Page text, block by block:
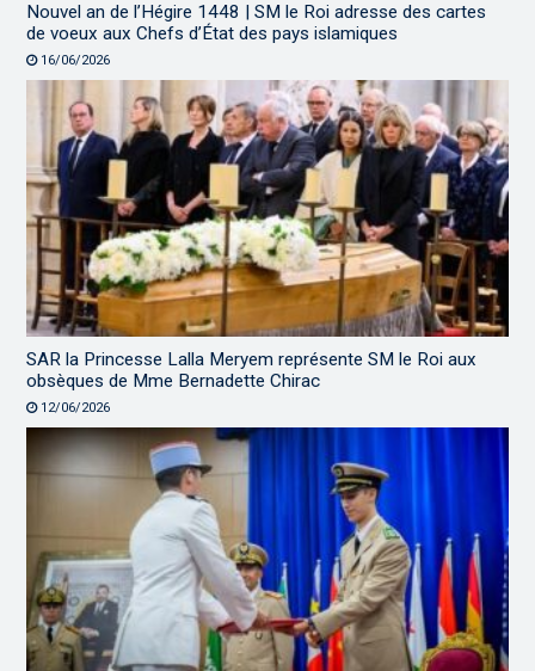
Nouvel an de l’Hégire 1448 | SM le Roi adresse des cartes
de voeux aux Chefs d’État des pays islamiques
16/06/2026
SAR la Princesse Lalla Meryem représente SM le Roi aux
obsèques de Mme Bernadette Chirac
12/06/2026